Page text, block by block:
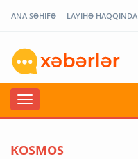
ANA SƏHİFƏ LAYİHƏ HAQQINDA
KOSMOS